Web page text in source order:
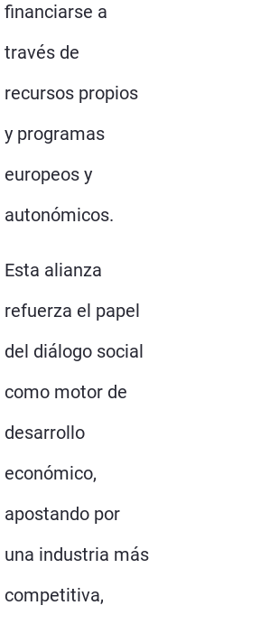
financiarse a
través de
recursos propios
y programas
europeos y
autonómicos.
Esta alianza
refuerza el papel
del diálogo social
como motor de
desarrollo
económico,
apostando por
una industria más
competitiva,